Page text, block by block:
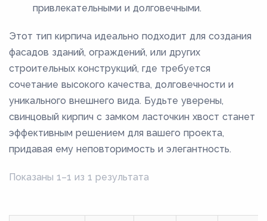
привлекательными и долговечными.
Этот тип кирпича идеально подходит для создания
фасадов зданий, ограждений, или других
строительных конструкций, где требуется
сочетание высокого качества, долговечности и
уникального внешнего вида. Будьте уверены,
свинцовый кирпич с замком ласточкин хвост станет
эффективным решением для вашего проекта,
придавая ему неповторимость и элегантность.
Показаны 1–1 из 1 результата